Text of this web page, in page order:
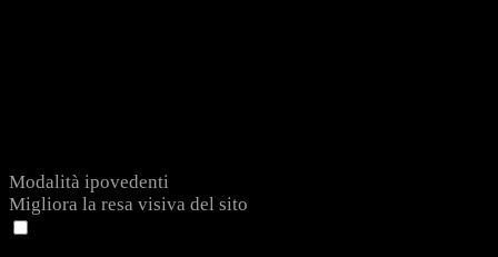
Modalità ipovedenti
Migliora la resa visiva del sito